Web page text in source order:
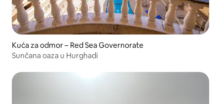
Kuća za odmor – Red Sea Governorate
Sunčana oaza u Hurghadi